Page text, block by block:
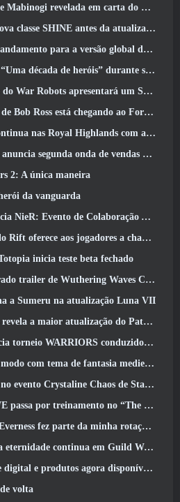
revelada em carta do produtor
SHINE antes da atualização de junho
global do ‘Teste de Prólogo’ Limit Zero Breakers da NCSoft
de heróis” durante seu 10º aniversário
apresentará um Sniper inspirado em Lovecraft
Bob Ross está chegando ao Fortnite
Royal Highlands com a atualização de hoje
onda de vendas de ingressos ExileCon
2: A única maneira
da vanguarda
Evento de Colaboração Automata
a chance de ganhar até 4000 Créditos e um novo título
inicia teste beta fechado
Waves Cyberpunk: Crossover de Edgerunners
a Sumeru na atualização Luna VII
do Path Of Exile II até agora, Retorno dos Antigos
WARRIORS conduzido pela comunidade
tema de fantasia medieval ‘Dragon’s Claim’
Crystaline Chaos de Star Trek Online
Loot Camp” no trailer de ação ao vivo do Burst Fest da Delta Force
fez parte da minha rotação, Por agora
continua em Guild Wars 2 Próxima semana
e produtos agora disponíveis para compra
volta